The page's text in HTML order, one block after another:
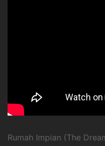
Rumah Impian (The